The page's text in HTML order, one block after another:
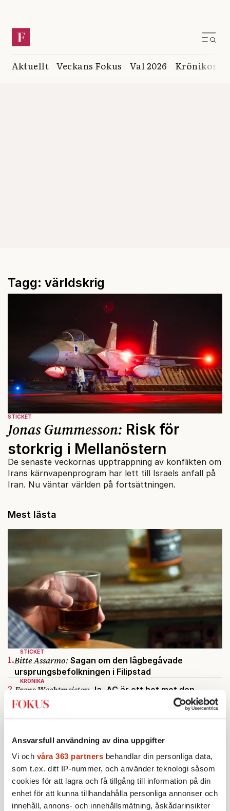
Ansvarsfull användning av dina uppgifter
Vi och våra 363 partners behandlar din personliga data,
som t.ex. ditt IP-nummer, och använder teknologi såsom
cookies för att lagra och få tillgång till information på din
enhet för att kunna tillhandahålla personliga annonser och
innehåll, annons- och innehållsmätning, åskådarinsikter
Aktuellt Veckans Fokus Val 2026 Krönikor
Tagg: världskrig
STICKET
Jonas Gummesson: Risk för
storkrig i Mellanöstern
De senaste veckornas upptrappning av konflikten om
Irans kärnvapenprogram har lett till Israels anfall på
Iran. Nu väntar världen på fortsättningen.
Mest lästa
STICKET
1.Bitte Assarmo: Sagan om den lågbegåvade
ursprungsbefolkningen i Filipstad
KRÖNIKA
2. Frans Wachtmeister: Ja, AC är ett hot mot den
franska civilisationen
BOKRECENSION
3.Den röda tråden som brast
4.Nina Lekander:På ”Kommunisthögskolan” drömde
alla om att vara arbetarklass
5.Sakine Madon: Efter islamistdådet oroar sig
vänstern för Agnes Wold
STICKET
6.Dan Korn:Quisling, quislingar och sten i glashus